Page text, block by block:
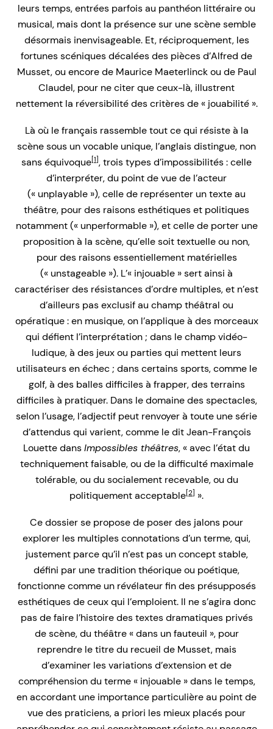
leurs temps, entrées parfois au panthéon littéraire ou
musical, mais dont la présence sur une scène semble
désormais inenvisageable. Et, réciproquement, les
fortunes scéniques décalées des pièces d’Alfred de
Musset, ou encore de Maurice Maeterlinck ou de Paul
Claudel, pour ne citer que ceux-là, illustrent
nettement la réversibilité des critères de « jouabilité ».
Là où le français rassemble tout ce qui résiste à la
scène sous un vocable unique, l’anglais distingue, non
sans équivoque[1], trois types d’impossibilités : celle
d’interpréter, du point de vue de l’acteur
(« unplayable »), celle de représenter un texte au
théâtre, pour des raisons esthétiques et politiques
notamment (« unperformable »), et celle de porter une
proposition à la scène, qu’elle soit textuelle ou non,
pour des raisons essentiellement matérielles
(« unstageable »). L’« injouable » sert ainsi à
caractériser des résistances d’ordre multiples, et n’est
d’ailleurs pas exclusif au champ théâtral ou
opératique : en musique, on l’applique à des morceaux
qui défient l’interprétation ; dans le champ vidéo-
ludique, à des jeux ou parties qui mettent leurs
utilisateurs en échec ; dans certains sports, comme le
golf, à des balles difficiles à frapper, des terrains
difficiles à pratiquer. Dans le domaine des spectacles,
selon l’usage, l’adjectif peut renvoyer à toute une série
d’attendus qui varient, comme le dit Jean-François
Louette dansImpossibles théâtres, « avec l’état du
techniquement faisable, ou de la difficulté maximale
tolérable, ou du socialement recevable, ou du
politiquement acceptable[2] ».
Ce dossier se propose de poser des jalons pour
explorer les multiples connotations d’un terme, qui,
justement parce qu’il n’est pas un concept stable,
défini par une tradition théorique ou poétique,
fonctionne comme un révélateur fin des présupposés
esthétiques de ceux qui l’emploient. Il ne s’agira donc
pas de faire l’histoire des textes dramatiques privés
de scène, du théâtre « dans un fauteuil », pour
reprendre le titre du recueil de Musset, mais
d’examiner les variations d’extension et de
compréhension du terme « injouable » dans le temps,
en accordant une importance particulière au point de
vue des praticiens, a priori les mieux placés pour